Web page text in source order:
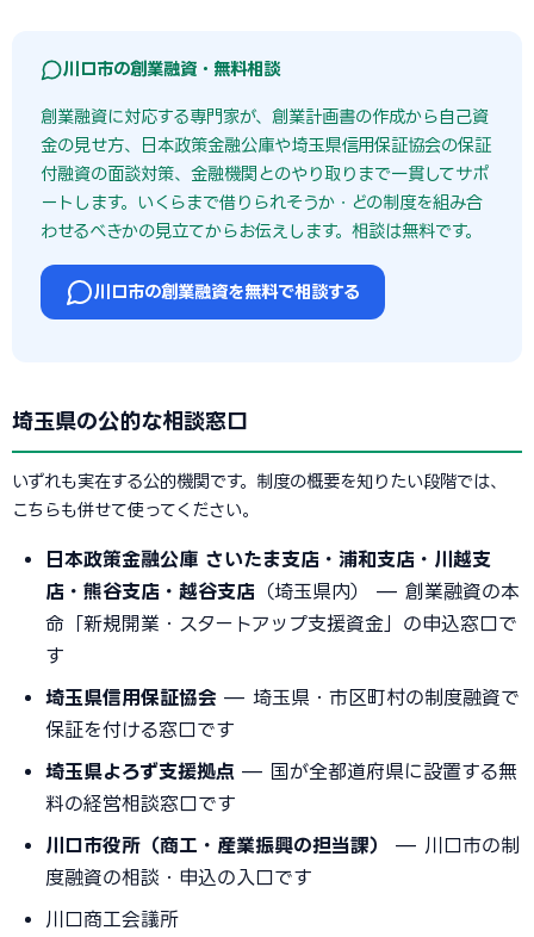
川口市の創業融資・無料相談
創業融資に対応する専門家が、創業計画書の作成から自己資
金の見せ方、日本政策金融公庫や埼玉県信用保証協会の保証
付融資の面談対策、金融機関とのやり取りまで一貫してサポ
ートします。いくらまで借りられそうか・どの制度を組み合
わせるべきかの見立てからお伝えします。相談は無料です。
川口市の創業融資を無料で相談する
埼玉県の公的な相談窓口
いずれも実在する公的機関です。制度の概要を知りたい段階では、
こちらも併せて使ってください。
日本政策金融公庫 さいたま支店・浦和支店・川越支
店・熊谷支店・越谷支店 （埼玉県内） — 創業融資の本
命「新規開業・スタートアップ支援資金」の申込窓口で
す
埼玉県信用保証協会 — 埼玉県・市区町村の制度融資で
保証を付ける窓口です
埼玉県よろず支援拠点 — 国が全都道府県に設置する無
料の経営相談窓口です
川口市役所（商工・産業振興の担当課）
— 川口市の制
度融資の相談・申込の入口です
川口商工会議所